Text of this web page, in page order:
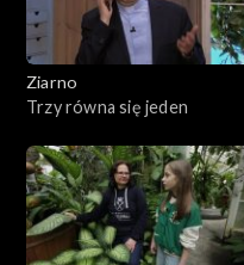
Ziarno
Trzy równa się jeden